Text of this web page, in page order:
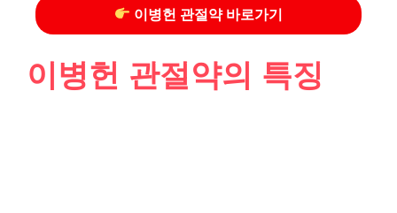
이병헌 관절약 바로가기
이병헌 관절약의 특징